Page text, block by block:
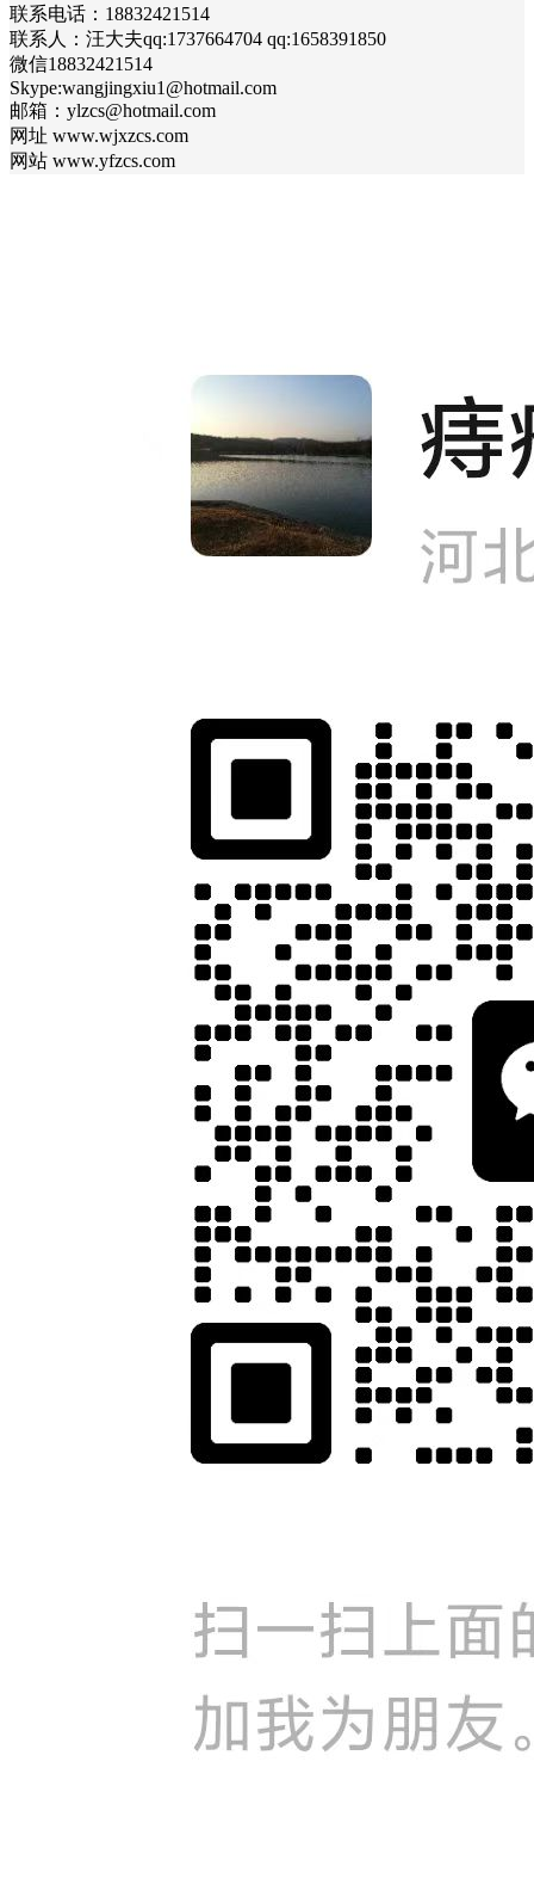
联系电话：18832421514
联系人：汪大夫qq:1737664704 qq:1658391850
微信18832421514
Skype:wangjingxiu1@hotmail.com
邮箱：ylzcs@hotmail.com
网址 www.wjxzcs.com
网站 www.yfzcs.com